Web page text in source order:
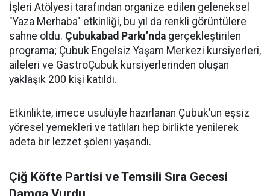
İşleri Atölyesi tarafından organize edilen geleneksel
"Yaza Merhaba" etkinliği, bu yıl da renkli görüntülere
sahne oldu. Çubukabad Parkı’nda gerçekleştirilen
programa; Çubuk Engelsiz Yaşam Merkezi kursiyerleri,
aileleri ve GastroÇubuk kursiyerlerinden oluşan
yaklaşık 200 kişi katıldı.
Etkinlikte, imece usulüyle hazırlanan Çubuk’un eşsiz
yöresel yemekleri ve tatlıları hep birlikte yenilerek
adeta bir lezzet şöleni yaşandı.
Çiğ Köfte Partisi ve Temsili Sıra Gecesi